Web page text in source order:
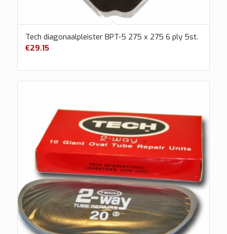
Tech diagonaalpleister BPT-5 275 x 275 6 ply 5st.
€29.15